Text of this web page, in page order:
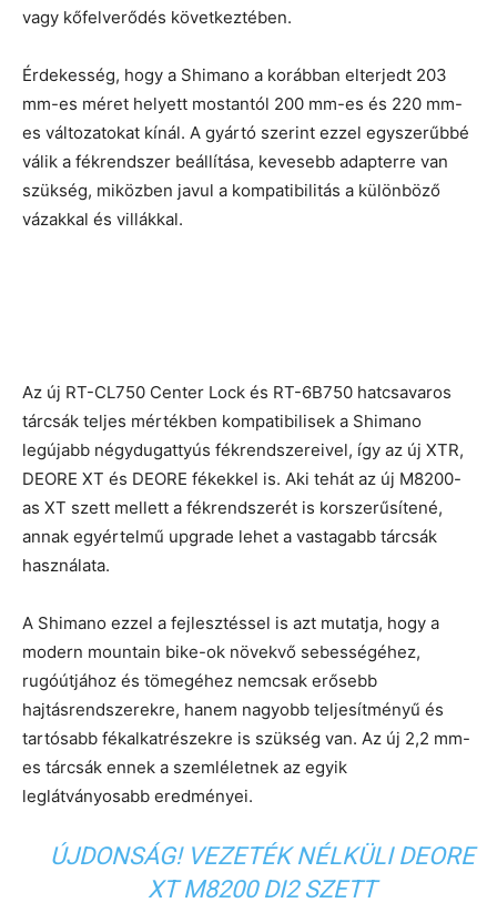
vagy kőfelverődés következtében.
Érdekesség, hogy a Shimano a korábban elterjedt 203
mm-es méret helyett mostantól 200 mm-es és 220 mm-
es változatokat kínál. A gyártó szerint ezzel egyszerűbbé
válik a fékrendszer beállítása, kevesebb adapterre van
szükség, miközben javul a kompatibilitás a különböző
vázakkal és villákkal.
Az új RT-CL750 Center Lock és RT-6B750 hatcsavaros
tárcsák teljes mértékben kompatibilisek a Shimano
legújabb négydugattyús fékrendszereivel, így az új XTR,
DEORE XT és DEORE fékekkel is. Aki tehát az új M8200-
as XT szett mellett a fékrendszerét is korszerűsítené,
annak egyértelmű upgrade lehet a vastagabb tárcsák
használata.
A Shimano ezzel a fejlesztéssel is azt mutatja, hogy a
modern mountain bike-ok növekvő sebességéhez,
rugóútjához és tömegéhez nemcsak erősebb
hajtásrendszerekre, hanem nagyobb teljesítményű és
tartósabb fékalkatrészekre is szükség van. Az új 2,2 mm-
es tárcsák ennek a szemléletnek az egyik
leglátványosabb eredményei.
ÚJDONSÁG! VEZETÉK NÉLKÜLI DEORE
XT M8200 DI2 SZETT